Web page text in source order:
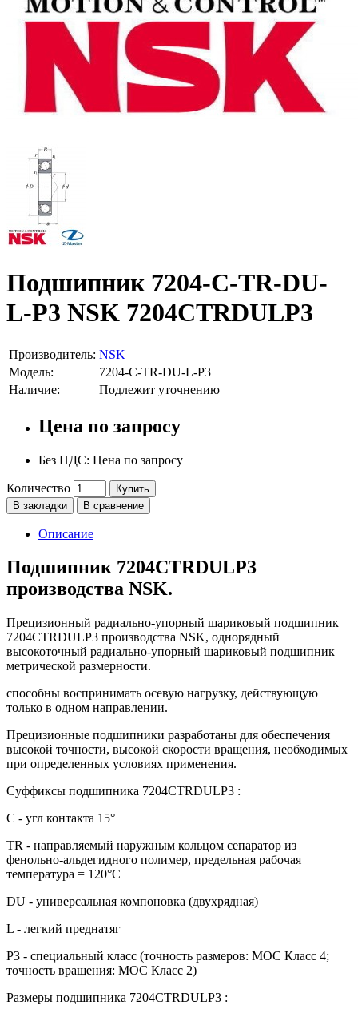
Подшипник 7204-C-TR-DU-
L-P3 NSK 7204CTRDULP3
Производитель: NSK
Модель:
7204-C-TR-DU-L-P3
Наличие:
Подлежит уточнению
Цена по запросу
Без НДС: Цена по запросу
Количество
Купить
В закладки
В сравнение
Описание
Подшипник 7204CTRDULP3
производства NSK.
Прецизионный радиально-упорный шариковый подшипник
7204CTRDULP3 производства NSK, однорядный
высокоточный радиально-упорный шариковый подшипник
метрической размерности.
способны воспринимать осевую нагрузку, действующую
только в одном направлении.
Прецизионные подшипники разработаны для обеспечения
высокой точности, высокой скорости вращения, необходимых
при определенных условиях применения.
Суффиксы подшипника 7204CTRDULP3 :
C - угл контакта 15°
TR - направляемый наружным кольцом сепаратор из
фенольно-альдегидного полимер, предельная рабочая
температура = 120°С
DU - универсальная компоновка (двухрядная)
L - легкий преднатяг
P3 - специальный класс (точность размеров: МОС Класс 4;
точность вращения: МОС Класс 2)
Размеры подшипника 7204CTRDULP3 :